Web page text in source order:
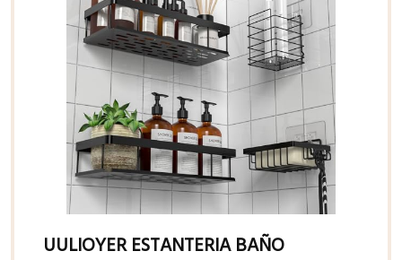
UULIOYER ESTANTERIA BAÑO